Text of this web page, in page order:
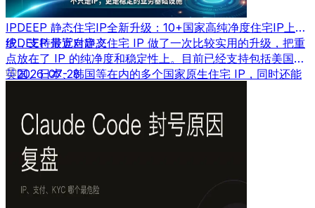
IPDEEP 静态住宅IP全新升级：10+国家高纯净度住宅IP上
线，支持带宽自定义
IPDEEP 最近对静态住宅 IP 做了一次比较实用的升级，把重
点放在了 IP 的纯净度和稳定性上。目前已经支持包括美国、
英国、日本、韩国等在内的多个国家原生住宅 IP，同时还能
2026-07-28